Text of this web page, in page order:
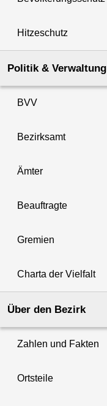
Hitzeschutz
Politik & Verwaltung
BVV
Bezirksamt
Ämter
Beauftragte
Gremien
Charta der Vielfalt
Über den Bezirk
Zahlen und Fakten
Ortsteile